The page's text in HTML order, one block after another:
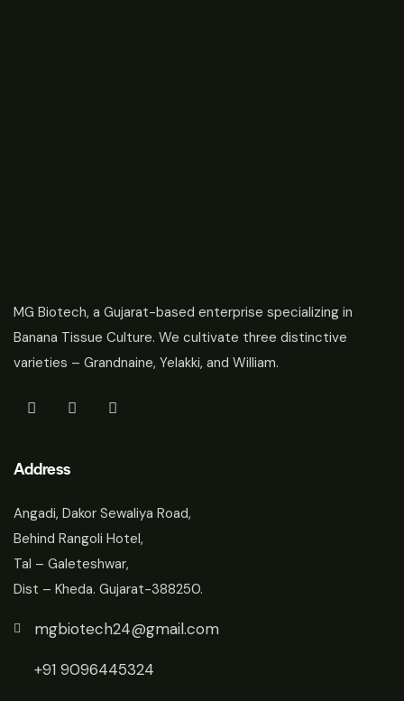
MG Biotech, a Gujarat-based enterprise specializing in
Banana Tissue Culture. We cultivate three distinctive
varieties – Grandnaine, Yelakki, and William.
Address
Angadi, Dakor Sewaliya Road,
Behind Rangoli Hotel,
Tal – Galeteshwar,
Dist – Kheda. Gujarat-388250.
mgbiotech24@gmail.com
+91 9096445324